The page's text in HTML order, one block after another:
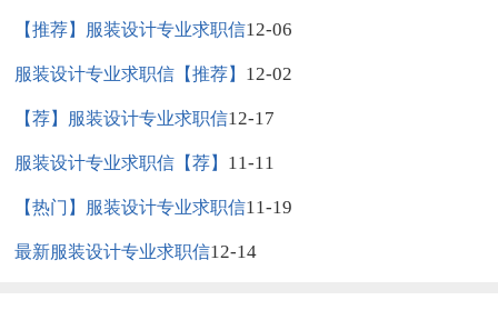
【推荐】服装设计专业求职信12-06
服装设计专业求职信【推荐】 12-02
【荐】服装设计专业求职信12-17
服装设计专业求职信【荐】 11-11
【热门】服装设计专业求职信11-19
最新服装设计专业求职信12-14